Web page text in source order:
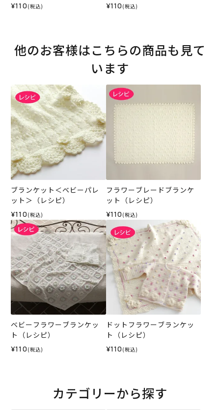
¥110 (税込) ¥110 (税込)
他のお客様はこちらの商品も見て
います
ブランケット＜ベビーパレ
ット＞（レシピ）
¥110 (税込)
フラワーブレードブランケ
ット（レシピ）
¥110 (税込)
ベビーフラワーブランケッ
ト（レシピ）
¥110 (税込)
ドットフラワーブランケッ
ト（レシピ）
¥110 (税込)
カテゴリーから探す